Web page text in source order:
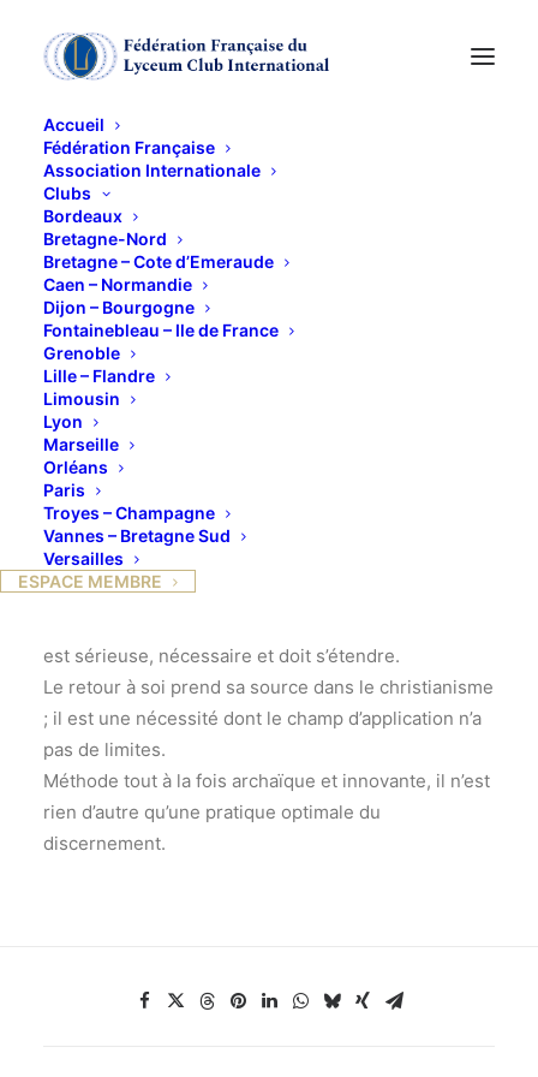
Accueil
Fédération Française
Association Internationale
Clubs
Bordeaux
Bretagne-Nord
Bretagne – Cote d’Emeraude
Caen – Normandie
Dijon – Bourgogne
Fontainebleau – Ile de France
Grenoble
Lille – Flandre
Limousin
Lyon
Marseille
Orléans
Paris
Troyes – Champagne
Vannes – Bretagne Sud
Versailles
ESPACE MEMBRE
A PROPOS du
"COACHING" ce TRUC
à la MODE
Conférence par notre amie Françoise ROBIN : « Le
coaching dans le développement des personnes »
Le mot coaching est partout. Il nous envahit, il nous
est sérieuse, nécessaire et doit s’étendre.
Le retour à soi prend sa source dans le christianisme
; il est une nécessité dont le champ d’application n’a
pas de limites.
Méthode tout à la fois archaïque et innovante, il n’est
rien d’autre qu’une pratique optimale du
discernement.